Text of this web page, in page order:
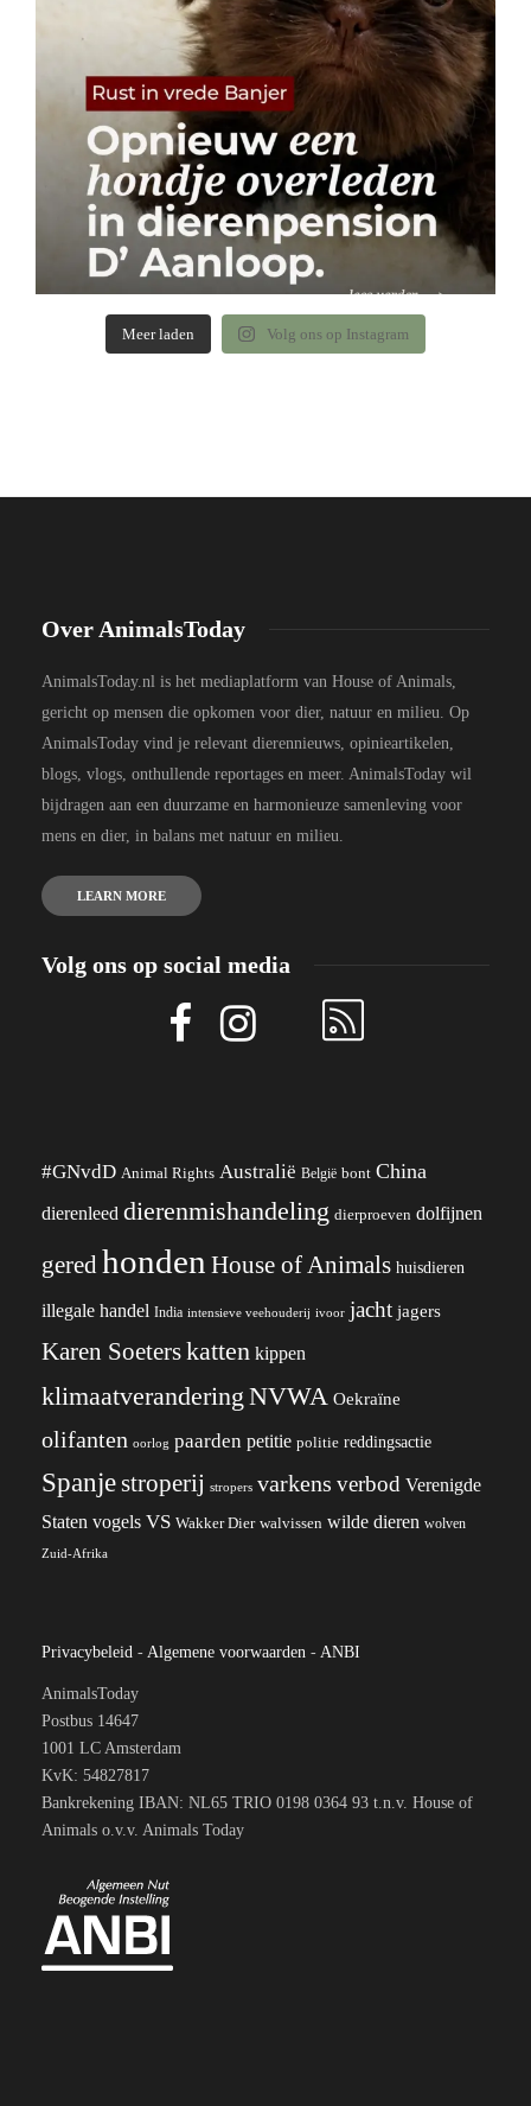
Meer laden Volg ons op Instagram
Over AnimalsToday
AnimalsToday.nl is het mediaplatform van House of Animals,
gericht op mensen die opkomen voor dier, natuur en milieu. Op
AnimalsToday vind je relevant dierennieuws, opinieartikelen,
blogs, vlogs, onthullende reportages en meer. AnimalsToday wil
bijdragen aan een duurzame en harmonieuze samenleving voor
mens en dier, in balans met natuur en milieu.
LEARN MORE
Volg ons op social media
#GNvdD Animal Rights Australië België bont China
dierenleed dierenmishandeling dierproeven dolfijnen
gered honden House of Animals huisdieren
illegale handel India intensieve veehouderij ivoor jacht jagers
Karen Soeterskatten kippen
klimaatverandering NVWA Oekraïne
olifanten oorlog paarden petitie politie reddingsactie
Spanjestroperij stropers varkens verbod Verenigde
Staten vogels VS Wakker Dier walvissen wilde dieren wolven
Zuid-Afrika
Privacybeleid - Algemene voorwaarden - ANBI
AnimalsToday
Postbus 14647
1001 LC Amsterdam
KvK: 54827817
Bankrekening IBAN: NL65 TRIO 0198 0364 93 t.n.v. House of
Animals o.v.v. Animals Today